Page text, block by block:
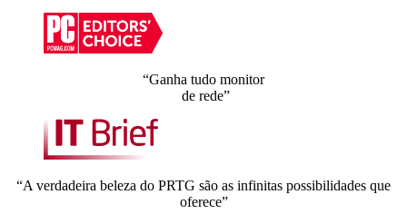
“Ganha tudo monitor
de rede”
“A verdadeira beleza do PRTG são as infinitas possibilidades que
oferece”